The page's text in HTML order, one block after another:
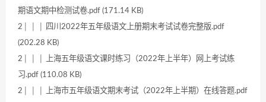
期语文期中检测试卷.pdf (171.14 KB)
2│ │ │ 四川2022年五年级语文上册期末考试试卷完整版.pdf
(202.28 KB)
2│ │ │ 上海五年级语文课时练习（2022年上半年）网上考试练
习.pdf (110.08 KB)
2│ │ │ 上海市五年级语文期末考试（2022年上半期）在线答题.pdf